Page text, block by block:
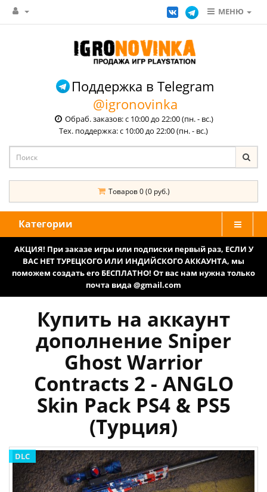
МЕНЮ
Поддержка в Telegram
@igronovinka
Обраб. заказов: с 10:00 до 22:00 (пн. - вс.)
Тех. поддержка: с 10:00 до 22:00 (пн. - вс.)
Товаров 0 (0 руб.)
Категории
АКЦИЯ! При заказе игры или подписки первый раз, ЕСЛИ У
ВАС НЕТ ТУРЕЦКОГО ИЛИ ИНДИЙСКОГО АККАУНТА, мы
поможем создать его БЕСПЛАТНО! От вас нам нужна только
почта вида @gmail.com
Купить на аккаунт
дополнение Sniper
Ghost Warrior
Contracts 2 - ANGLO
Skin Pack PS4 & PS5
(Турция)
DLC